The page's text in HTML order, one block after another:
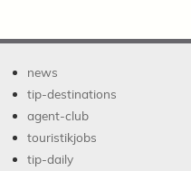
news
tip-destinations
agent-club
touristikjobs
tip-daily